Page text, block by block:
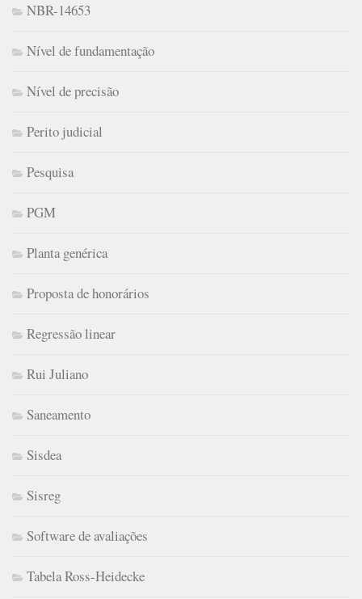
NBR-14653
Nível de fundamentação
Nível de precisão
Perito judicial
Pesquisa
PGM
Planta genérica
Proposta de honorários
Regressão linear
Rui Juliano
Saneamento
Sisdea
Sisreg
Software de avaliações
Tabela Ross-Heidecke